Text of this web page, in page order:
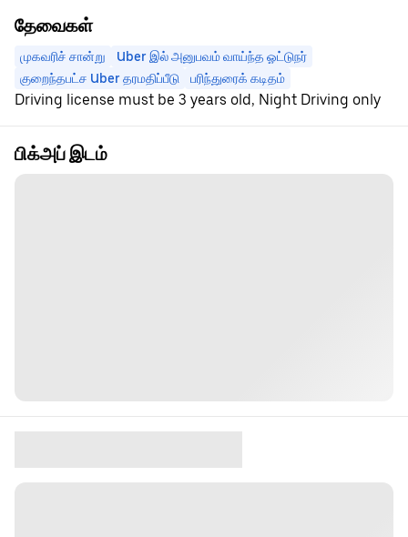
தேவைகள்
முகவரிச் சான்று
Uber இல் அனுபவம் வாய்ந்த ஓட்டுநர்
குறைந்தபட்ச Uber தரமதிப்பீடு
பரிந்துரைக் கடிதம்
Driving license must be 3 years old, Night Driving only
பிக்அப் இடம்